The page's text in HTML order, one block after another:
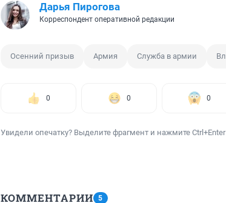
Дарья Пирогова
Корреспондент оперативной редакции
Осенний призыв Армия Служба в армии
0 0 0
Увидели опечатку? Выделите фрагмент и нажмите Ctrl+Enter
КОММЕНТАРИИ 5